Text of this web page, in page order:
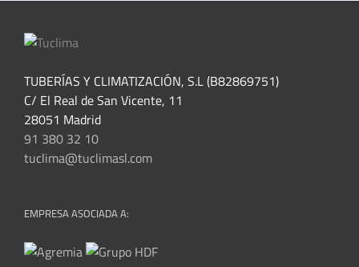
TUBERÍAS Y CLIMATIZACIÓN, S.L (B82869751)
C/ El Real de San Vicente, 11
28051 Madrid
91 380 32 10
tuclima@tuclimasl.com
EMPRESA ASOCIADA A: